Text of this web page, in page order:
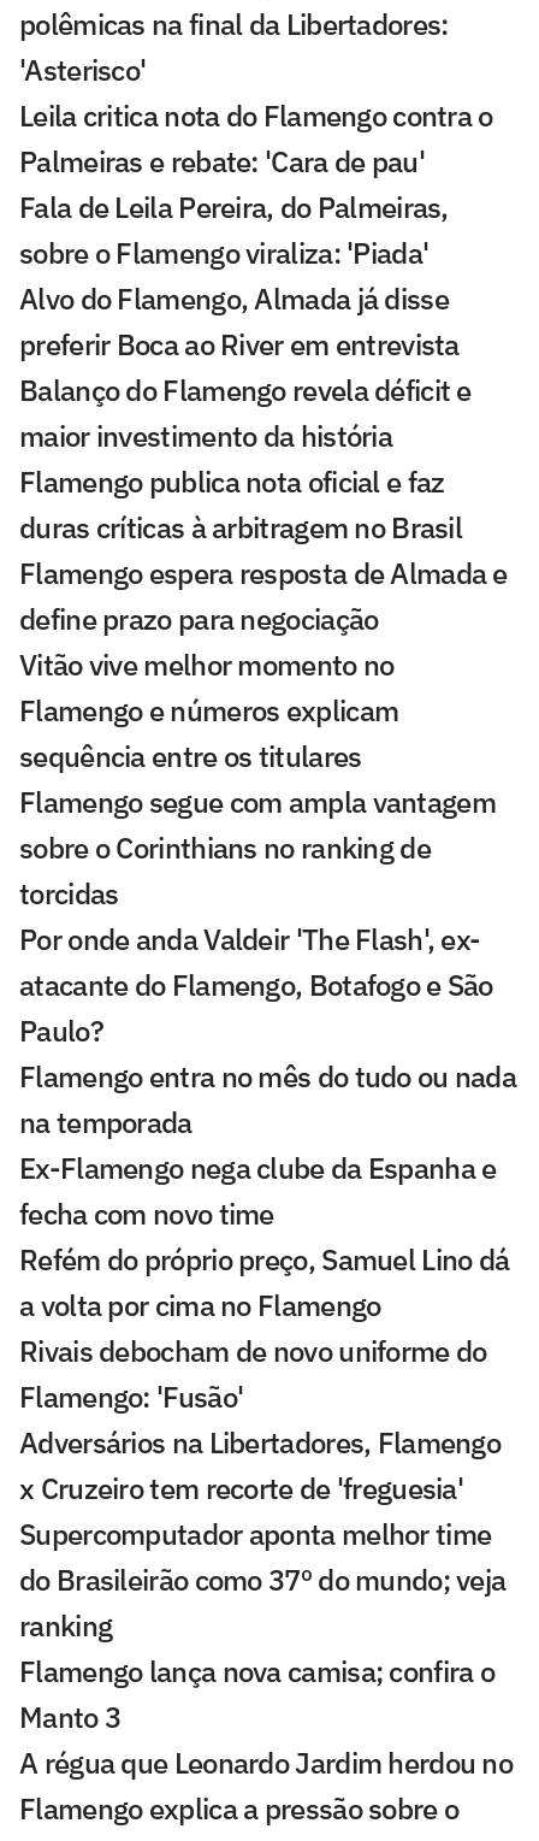
polêmicas na final da Libertadores:
'Asterisco'
Leila critica nota do Flamengo contra o
Palmeiras e rebate: 'Cara de pau'
Fala de Leila Pereira, do Palmeiras,
sobre o Flamengo viraliza: 'Piada'
Alvo do Flamengo, Almada já disse
preferir Boca ao River em entrevista
Balanço do Flamengo revela déficit e
maior investimento da história
Flamengo publica nota oficial e faz
duras críticas à arbitragem no Brasil
Flamengo espera resposta de Almada e
define prazo para negociação
Vitão vive melhor momento no
Flamengo e números explicam
sequência entre os titulares
Flamengo segue com ampla vantagem
sobre o Corinthians no ranking de
torcidas
Por onde anda Valdeir 'The Flash', ex-
atacante do Flamengo, Botafogo e São
Paulo?
Flamengo entra no mês do tudo ou nada
na temporada
Ex-Flamengo nega clube da Espanha e
fecha com novo time
Refém do próprio preço, Samuel Lino dá
a volta por cima no Flamengo
Rivais debocham de novo uniforme do
Flamengo: 'Fusão'
Adversários na Libertadores, Flamengo
x Cruzeiro tem recorte de 'freguesia'
Supercomputador aponta melhor time
do Brasileirão como 37º do mundo; veja
ranking
Flamengo lança nova camisa; confira o
Manto 3
A régua que Leonardo Jardim herdou no
Flamengo explica a pressão sobre o